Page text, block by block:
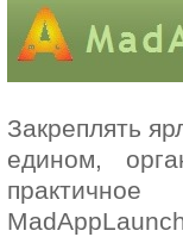
Закреплять
едином,